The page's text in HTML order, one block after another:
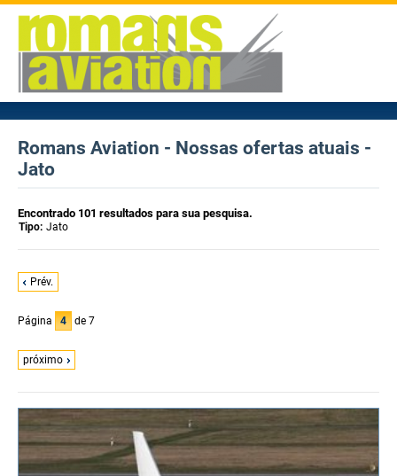
Romans Aviation - Nossas ofertas atuais -
Jato
Encontrado 101 resultados para sua pesquisa.
Tipo: Jato
Prév.
Página 4 de 7
próximo